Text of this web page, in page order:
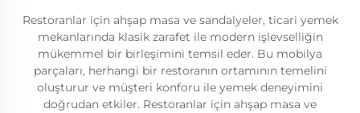
Restoranlar için ahşap masa ve sandalyeler, ticari yemek
mekanlarında klasik zarafet ile modern işlevselliğin
mükemmel bir birleşimini temsil eder. Bu mobilya
parçaları, herhangi bir restoranın ortamının temelini
oluşturur ve müşteri konforu ile yemek deneyimini
doğrudan etkiler. Restoranlar için ahşap masa ve